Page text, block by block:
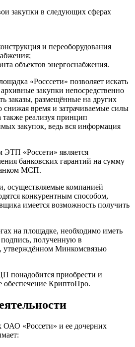
закупки в следующих сферах
и переоборудования
объектов энергоснабжения.
«Росссети» позволяет искать
закупки непосредственно
заказы, размещённые на других
снижая время и затрачиваемые силы
также реализуя принцип
закупок, ведь вся информация
«Россети» является
банковских гарантий на сумму
МСП.
осуществляемые компанией
конкурентным способом,
имеется возможность получить
на площадке, необходимо иметь
полученную в
утверждённом Минкомсвязью
понадобится приобрести и
обеспечение КриптоПро.
«Россети» и ее дочерних